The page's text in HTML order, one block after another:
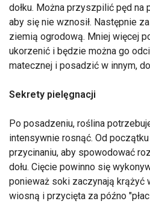
dołku. Można przyszpilić pęd na
aby się nie wznosił. Następnie
ziemią ogrodową. Mniej więcej
ukorzenić i będzie można go
matecznej i posadzić w innym,
Sekrety pielęgnacji
Po posadzeniu, roślina
intensywnie rosnąć. Od
przycinaniu, aby spowodować
dołu. Cięcie powinno się
ponieważ soki zaczynają krążyć
wiosną i przycięta za późno